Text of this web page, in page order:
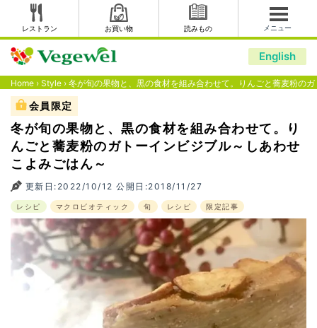
レストラン お買い物 読みもの メニュー
English
Home › Style › 冬が旬の果物と、黒の食材を組み合わせて。りんごと蕎麦粉の
会員限定
冬が旬の果物と、黒の食材を組み合わせて。り
んごと蕎麦粉のガトーインビジブル～しあわせ
こよみごはん～
更新日:2022/10/12 公開日:2018/11/27
レシピ マクロビオティック 旬 レシピ 限定記事